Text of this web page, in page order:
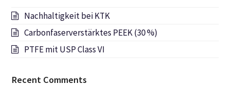
Nachhaltigkeit bei KTK
Carbonfaserverstärktes PEEK (30 %)
PTFE mit USP Class VI
Recent Comments